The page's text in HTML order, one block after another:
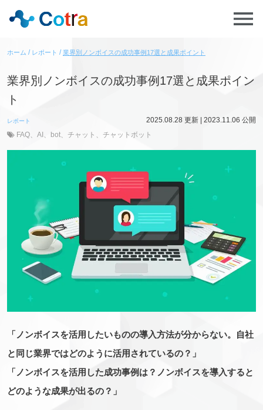
ホーム レポート 業界別ノンボイスの成功事例17選と成果ポイント
業界別ノンボイスの成功事例17選と成果ポイン
ト
レポート 2025.08.28 更新 | 2023.11.06 公開
FAQ、 AI 、 bot、 チャット 、 チャットボット
「ノンボイスを活用したいものの導入方法が分からない。自社
と同じ業界ではどのように活用されているの？」
「ノンボイスを活用した成功事例は？ノンボイスを導入すると
どのような成果が出るの？」